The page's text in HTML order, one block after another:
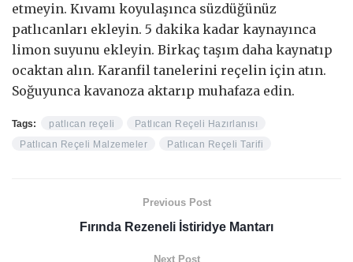
etmeyin. Kıvamı koyulaşınca süzdüğünüz
patlıcanları ekleyin. 5 dakika kadar kaynayınca
limon suyunu ekleyin. Birkaç taşım daha kaynatıp
ocaktan alın. Karanfil tanelerini reçelin için atın.
Soğuyunca kavanoza aktarıp muhafaza edin.
Tags: patlıcan reçeli
Patlıcan Reçeli Hazırlanısı
Patlıcan Reçeli Malzemeler
Patlıcan Reçeli Tarifi
Previous Post
Fırında Rezeneli İstiridye Mantarı
Next Post